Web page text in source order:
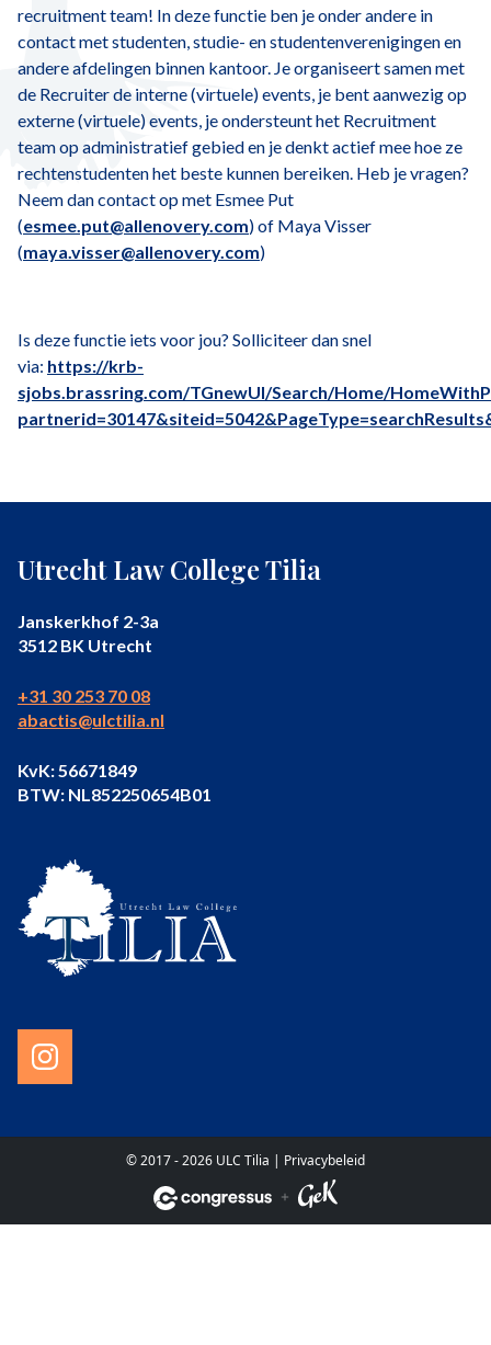
recruitment team! In deze functie ben je onder andere in
contact met studenten, studie- en studentenverenigingen en
andere afdelingen binnen kantoor. Je organiseert samen met
de Recruiter de interne (virtuele) events, je bent aanwezig op
externe (virtuele) events, je ondersteunt het Recruitment
team op administratief gebied en je denkt actief mee hoe ze
rechtenstudenten het beste kunnen bereiken. Heb je vragen?
Neem dan contact op met Esmee Put
(esmee.put@allenovery.com) of Maya Visser
(maya.visser@allenovery.com)
Is deze functie iets voor jou? Solliciteer dan snel
via: https://krb-
sjobs.brassring.com/TGnewUI/Search/Home/
Utrecht Law College Tilia
Janskerkhof 2-3a
3512 BK Utrecht
+31 30 253 70 08
abactis@ulctilia.nl
KvK: 56671849
BTW: NL852250654B01
© 2017 - 2026 ULC Tilia | Privacybeleid